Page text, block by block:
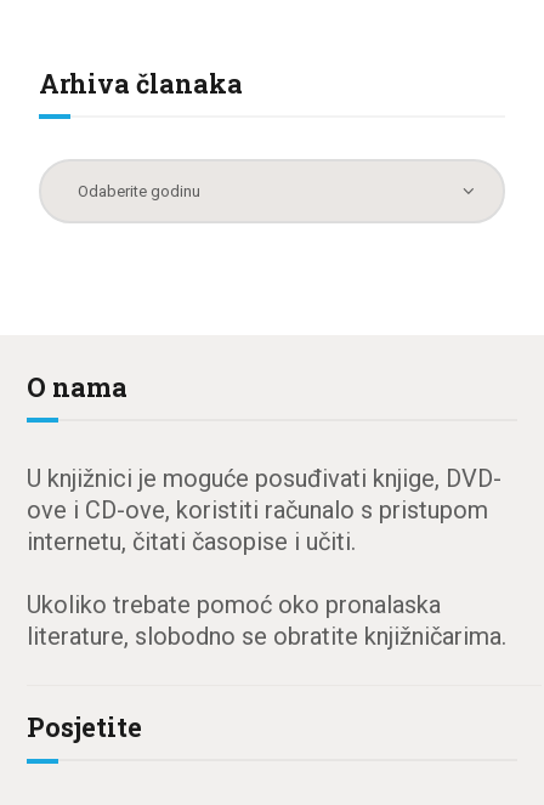
Arhiva članaka
O nama
U knjižnici je moguće posuđivati knjige, DVD-
ove i CD-ove, koristiti računalo s pristupom
internetu, čitati časopise i učiti.
Ukoliko trebate pomoć oko pronalaska
literature, slobodno se obratite knjižničarima.
Posjetite